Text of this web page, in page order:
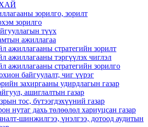
зорилго, зорилт
зорилго
түүх
ажиллагаа
ажиллагааны стратегийн зорилт
ажиллагааны тэргүүлэх чиглэл
ажиллагааны стратегийн зорилго
байгуулалт, чиг үүрэг
захиргааны удирдлагын газар
ашиглалтын газар
тос, бүтээгдэхүүний газар
нутаг дахь төлөөлөл хариуцсан газар
шинжилгээ, үнэлгээ, дотоод аудитын